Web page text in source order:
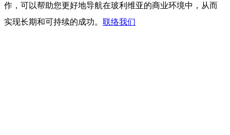
作，可以帮助您更好地导航在玻利维亚的商业环境中，从而
实现长期和可持续的成功。 联络我们